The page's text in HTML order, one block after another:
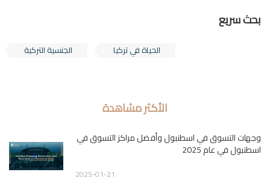
بحث سريع
الجنسية التركية الحياة في تركيا
الأكثر مشاهدة
وجهات التسوق في اسطنبول وأفضل مراكز التسوق في
اسطنبول في عام 2025
2025-01-21